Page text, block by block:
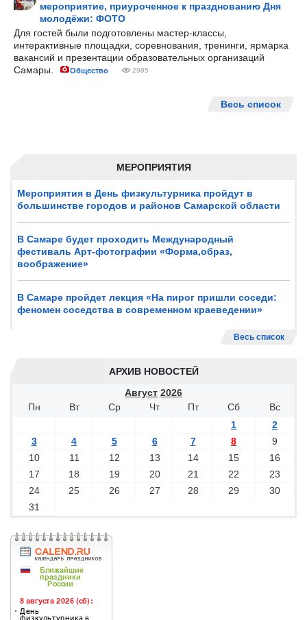
МЕРОПРИЯТИЯ
Мероприятия в День физкультурника пройдут в
большинстве городов и районов Самарской области
В Самаре будет проходить Международный
фестиваль Арт-фотографии «Форма,образ,
воображение»
В Самаре пройдет лекция «На пирог пришли соседи:
феномен соседства в современном краеведении»
Весь список
АРХИВ НОВОСТЕЙ
Август 2026
Пн
Вт Ср Чт Пт Сб
Вс
1
2
3
4 5 6 7 8
9
10
11 12 13 14 15
16
17
18 19 20 21 22
23
24
25 26 27 28 29
30
31
мероприятие, приуроченное к празднованию Дня
молодёжи: ФОТО
Для гостей были подготовлены мастер-классы,
интерактивные площадки, соревнования, тренинги, ярмарка
вакансий и презентации образовательных организаций
Самары.
Общество 2985
Весь список